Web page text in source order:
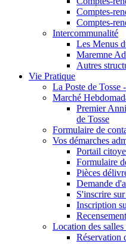
Comptes-
Comptes-
Intercommunalité
Les Menus
Maremne
Autres
Vie Pratique
La Poste de Tosse
Marché
Premier
de Tosse
Formulaire de
Vos démarches
Portail
Formulaire
Pièces
Demande
S'inscrire
Inscription
Location des
Réservation